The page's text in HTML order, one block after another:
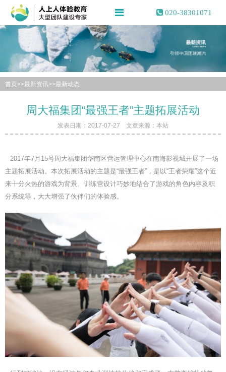
020-38301071
首页>>最新资讯>>最新动态
周大福集团“最强王者”主题拓展活动
发表日期：2017-07-27 文章来源：本站
2017年7月15号周大福集团华南区营运管理中心在南海影视城开展了一场
主题拓展活动。本次拓展活动的主题是“最强王者”，是以“王者荣耀”这个近
来十分火热的游戏为背景。训练营设计巧妙地结合了游戏的角色内容及积
分系统等，大大增强了伙伴们的体验感。